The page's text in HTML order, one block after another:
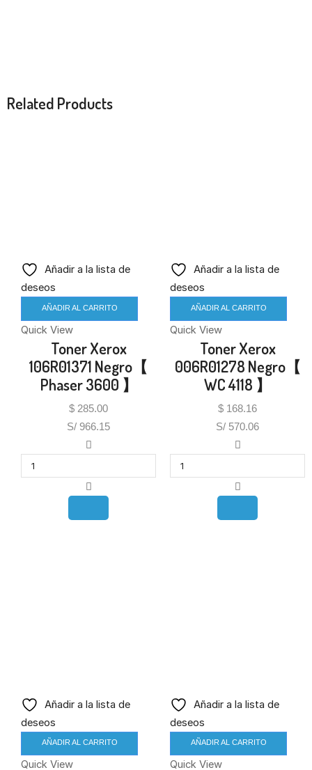
Related Products
Añadir a la lista de
deseos
AÑADIR AL CARRITO
Quick View
Toner Xerox
106R01371 Negro【
Phaser 3600 】
$ 285.00
S/ 966.15
Añadir a la lista de
deseos
AÑADIR AL CARRITO
Quick View
Toner Xerox
006R01278 Negro【
WC 4118 】
$ 168.16
S/ 570.06
Añadir a la lista de
deseos
AÑADIR AL CARRITO
Quick View
Añadir a la lista de
deseos
AÑADIR AL CARRITO
Quick View